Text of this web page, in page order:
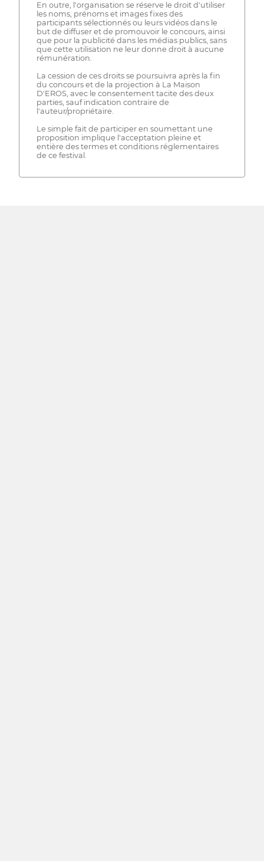
En outre, l'organisation se réserve le droit d'utiliser
les noms, prénoms et images fixes des
participants sélectionnés ou leurs vidéos dans le
but de diffuser et de promouvoir le concours, ainsi
que pour la publicité dans les médias publics, sans
que cette utilisation ne leur donne droit à aucune
rémunération.
La cession de ces droits se poursuivra après la fin
du concours et de la projection à La Maison
D'EROS, avec le consentement tacite des deux
parties, sauf indication contraire de
l'auteur/propriétaire.
Le simple fait de participer en soumettant une
proposition implique l'acceptation pleine et
entière des termes et conditions réglementaires
de ce festival.